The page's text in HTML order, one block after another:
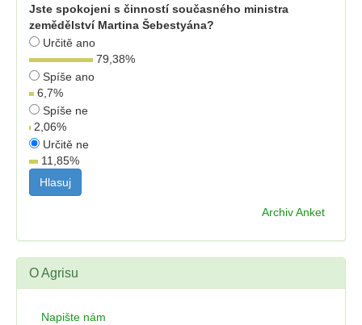
Jste spokojeni s činností současného ministra
zemědělství Martina Šebestyána?
Určitě ano
79,38%
Spíše ano
6,7%
Spíše ne
2,06%
Určitě ne
11,85%
Archiv Anket
O Agrisu
Napište nám